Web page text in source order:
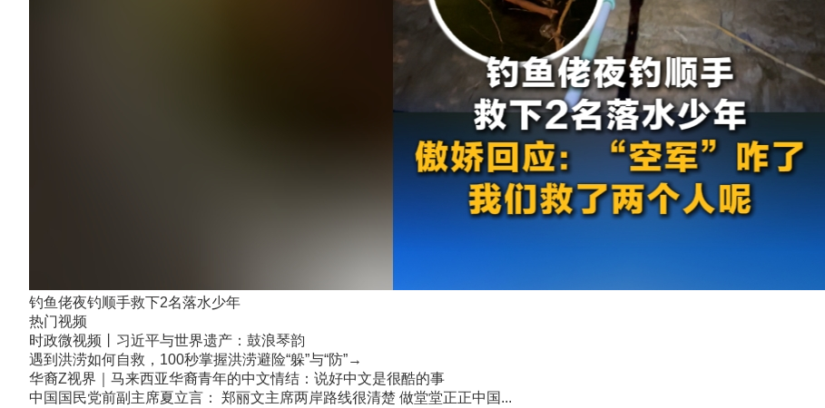
钓鱼佬夜钓顺手救下2名落水少年
热门视频
时政微视频丨习近平与世界遗产：鼓浪琴韵
遇到洪涝如何自救，100秒掌握洪涝避险“躲”与“防”→
华裔Z视界｜马来西亚华裔青年的中文情结：说好中文是很酷的事
中国国民党前副主席夏立言： 郑丽文主席两岸路线很清楚 做堂堂正正中国...